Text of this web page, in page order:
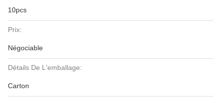
10pcs
Prix:
Négociable
Détails De L'emballage:
Carton